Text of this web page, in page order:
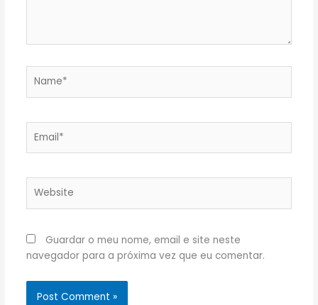
Guardar o meu nome, email e site neste
navegador para a próxima vez que eu comentar.